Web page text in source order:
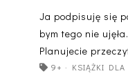
Ja podpisuję się
bym tego nie ujęła.
Planujecie
9+ · KSIĄŻKI DLA